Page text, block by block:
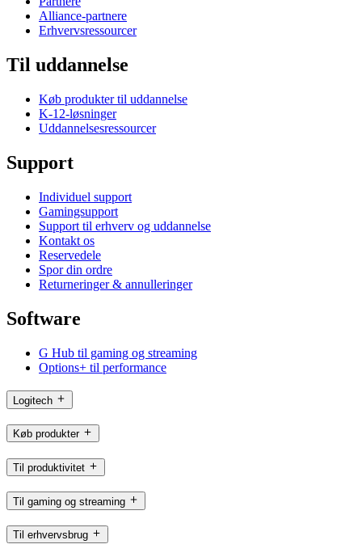
Alliance-partnere
Erhvervsressourcer
Til uddannelse
Køb produkter til uddannelse
K-12-løsninger
Uddannelsesressourcer
Support
Individuel support
Gamingsupport
Support til erhverv og uddannelse
Kontakt os
Reservedele
Spor din ordre
Returneringer & annulleringer
Software
G Hub til gaming og streaming
Options+ til performance
Logitech
Køb produkter
Til produktivitet
Til gaming og streaming
Til erhvervsbrug